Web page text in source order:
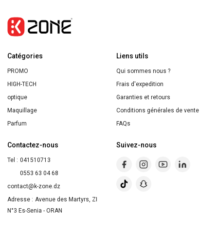
Miel
Gel
Surgras
Visage
et
Corps
400ml
Catégories
PROMO
HIGH-TECH
optique
Maquillage
Parfum
Liens utils
Qui sommes nous ?
Frais d'expedition
Garanties et retours
Conditions générales de vente
FAQs
Contactez-nous
Tel : 041510713
0553 63 04 68
contact@k-zone.dz
Adresse : Avenue des Martyrs, ZI
N°3 Es-Senia - ORAN
Suivez-nous